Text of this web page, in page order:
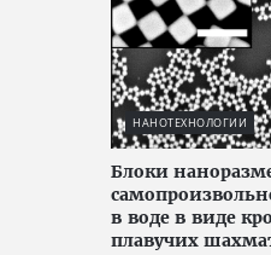
НАНОТЕХНОЛОГИИ
Блоки
в воде в виде
плавучих